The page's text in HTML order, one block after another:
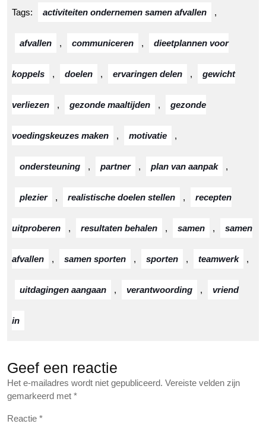
Tags: activiteiten ondernemen samen afvallen ,
afvallen , communiceren , dieetplannen voor
koppels , doelen , ervaringen delen , gewicht
verliezen , gezonde maaltijden , gezonde
voedingskeuzes maken , motivatie ,
ondersteuning , partner , plan van aanpak ,
plezier , realistische doelen stellen , recepten
uitproberen , resultaten behalen , samen , samen
afvallen , samen sporten , sporten , teamwerk ,
uitdagingen aangaan , verantwoording , vriend
in
Geef een reactie
Het e-mailadres wordt niet gepubliceerd. Vereiste velden zijn
gemarkeerd met *
Reactie *